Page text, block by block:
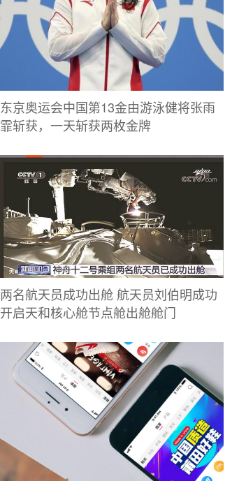
东京奥运会中国第13金由游泳健将张雨
霏斩获，一天斩获两枚金牌
两名航天员成功出舱 航天员刘伯明成功
开启天和核心舱节点舱出舱舱门